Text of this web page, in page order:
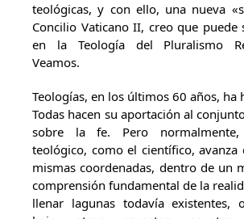
teológicas, y con ello, una nueva
Concilio Vaticano II, creo que puede
en la Teología del Pluralismo
Veamos.
Teologías, en los últimos 60 años, ha
Todas hacen su aportación al
sobre la fe. Pero
teológico, como el científico, avanza
mismas coordenadas, dentro de un
comprensión fundamental de la
llenar lagunas todavía existentes,